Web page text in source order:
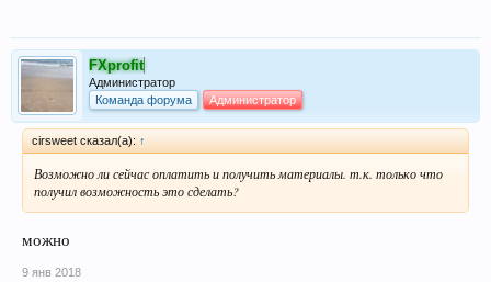
FXprofit
Администратор
Команда форума
Администратор
cirsweet сказал(а): ↑
Возможно ли сейчас оплатить и получить материалы. т.к. только что
получил возможность это сделать?
можно
9 янв 2018